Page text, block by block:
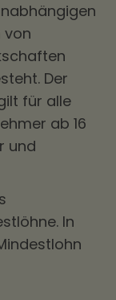
von
Der
für alle
ab 16
und
In